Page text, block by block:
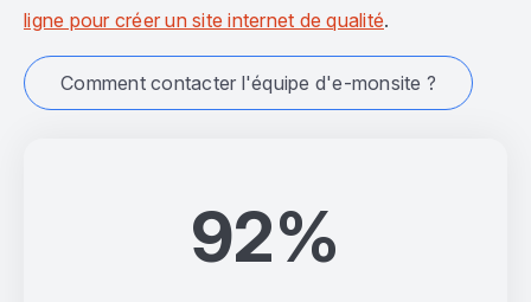
92%
ligne pour créer un site internet de qualité.
Comment contacter l'équipe d'e-monsite ?